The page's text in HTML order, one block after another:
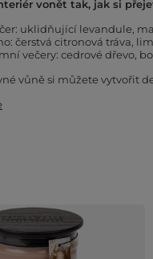
vonět tak, jak si
uklidňující levandule,
čerstvá citronová tráva,
večery: cedrové dřevo,
vůně si můžete vytvořit